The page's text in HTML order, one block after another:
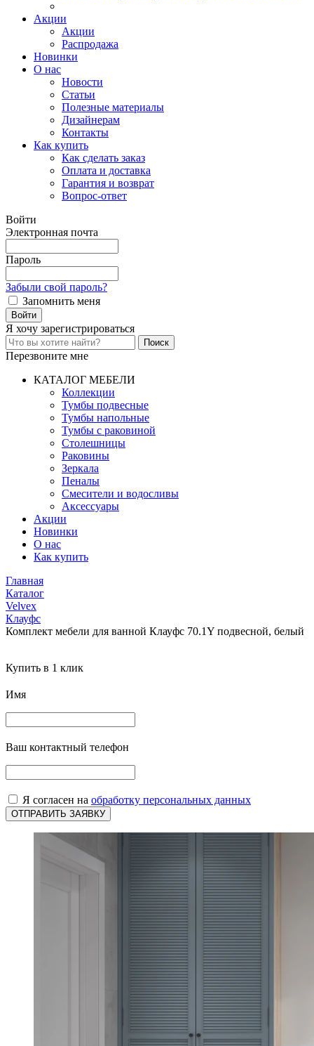
Акции
Акции
Распродажа
Новинки
О нас
Новости
Статьи
Полезные материалы
Дизайнерам
Контакты
Как купить
Как сделать заказ
Оплата и доставка
Гарантия и возврат
Вопрос-ответ
Войти
Электронная почта
Пароль
Забыли свой пароль?
Запомнить меня
Я хочу зарегистрироваться
Перезвоните мне
КАТАЛОГ МЕБЕЛИ
Коллекции
Тумбы подвесные
Тумбы напольные
Тумбы с раковиной
Столешницы
Раковины
Зеркала
Пеналы
Смесители и водосливы
Аксессуары
Акции
Новинки
О нас
Как купить
Главная
Каталог
Velvex
Клауфс
Комплект мебели для ванной Клауфс 70.1Y подвесной, белый
Купить в 1 клик
Имя
Ваш контактный телефон
Я согласен на обработку персональных данных